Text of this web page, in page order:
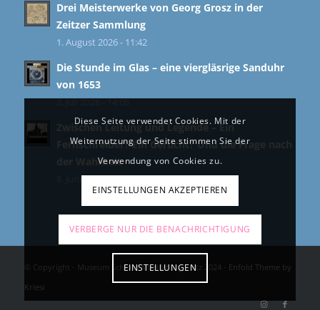
Drei Meisterwerke von Georg Grosz in der
Zeitzer Sammlung
1. August 2026 - 11:42
Die Stunde im Glas – eine viergläsrige Sanduhr
von 1653
2. Juli 2026 - 14:08
Zwischen Leitung und Legende – Ein
Fernschreiber? Ein Gerücht? Und die Frage nach
der Wahrheit
8. Juni 2026 - 11:39
© Copyright - Museum Schloss Moritzburg Zeitz 2024 - Enfold Theme by
Kriesi
Diese Seite verwendet Cookies. Mit der
Weiternutzung der Seite stimmen Sie der
Verwendung von Cookies zu.
EINSTELLUNGEN AKZEPTIEREN
VERBERGE NUR DIE BENACHRICHTIGUNG
EINSTELLUNGEN